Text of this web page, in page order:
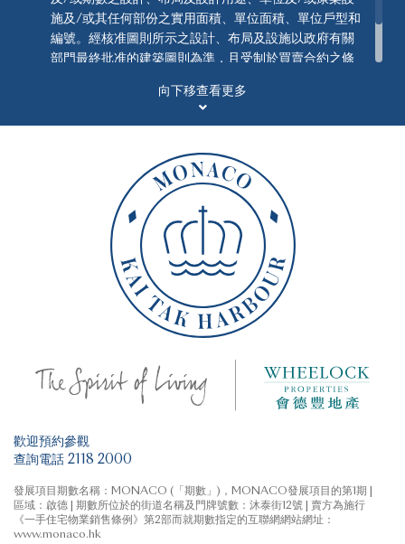
3房1套 3房1套及工作間連洗手間
4房2套及工作間連洗手間
施及/或其任何部份之實用面積、單位面積、單位戶型和
編號。經核准圖則所示之設計、布局及設施以政府有關
部門最終批准的建築圖則為準，且受制於買賣合約之條
向下移查看更多
歡迎預約參觀
查詢電話 2118 2000
發展項目期數名稱：MONACO (「期數」)，MONACO發展項目的第1期 |
區域：啟德 | 期數所位於的街道名稱及門牌號數：沐泰街12號 | 賣方為施行
《一手住宅物業銷售條例》第2部而就期數指定的互聯網網站網址：
www.monaco.hk